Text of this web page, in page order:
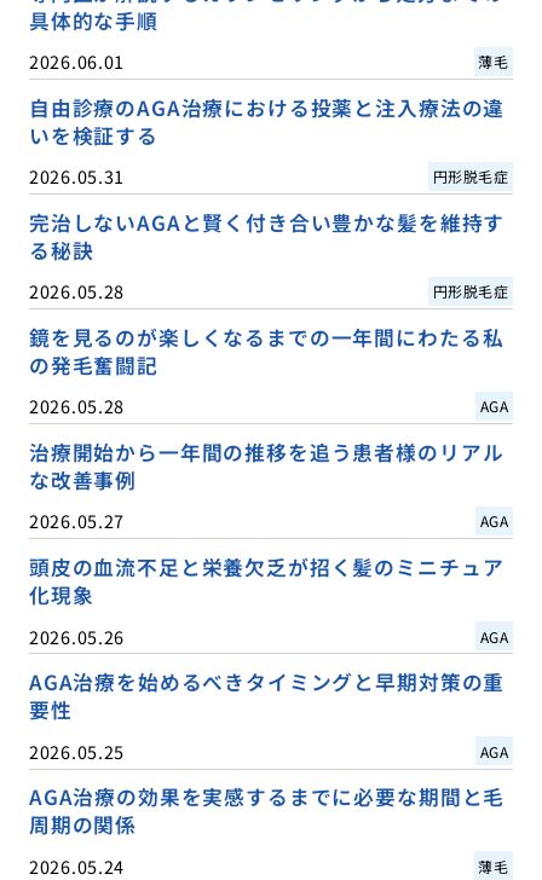
具体的な手順
2026.06.01 薄毛
自由診療のAGA治療における投薬と注入療法の違
いを検証する
2026.05.31 円形脱毛症
完治しないAGAと賢く付き合い豊かな髪を維持す
る秘訣
2026.05.28 円形脱毛症
鏡を見るのが楽しくなるまでの一年間にわたる私
の発毛奮闘記
2026.05.28 AGA
治療開始から一年間の推移を追う患者様のリアル
な改善事例
2026.05.27 AGA
頭皮の血流不足と栄養欠乏が招く髪のミニチュア
化現象
2026.05.26 AGA
AGA治療を始めるべきタイミングと早期対策の重
要性
2026.05.25 AGA
AGA治療の効果を実感するまでに必要な期間と毛
周期の関係
2026.05.24 薄毛